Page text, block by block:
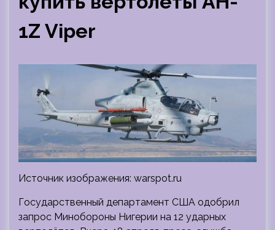
1Z Viper
Источник изображения: warspot.ru
Государственный департамент США одобрил
запрос Минобороны Нигерии на 12 ударных